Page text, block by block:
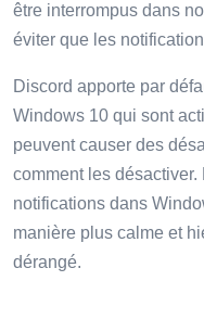
être interrompus dans
éviter que les
Discord apporte par
Windows 10 qui sont
peuvent causer des
comment les
notifications dans
manière plus calme et
dérangé.